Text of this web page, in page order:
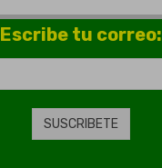
Escribe tu correo: